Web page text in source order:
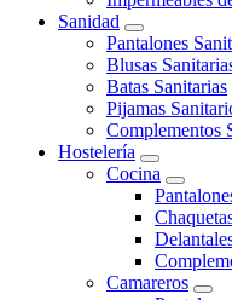
Sanidad
Pantalones
Blusas
Batas Sanitarias
Pijamas
Complementos
Hostelería
Cocina
Camareros